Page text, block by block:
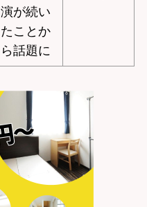
演が続い
たことか
ら話題に